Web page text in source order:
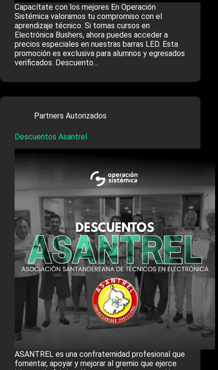
Capacítate con los mejores En Operación
Sistémica valoramos tu compromiso con el
aprendizaje técnico. Si tomas cursos en
Electrónica Bushers, ahora puedes acceder a
precios especiales en nuestras barras LED. Esta
promoción es exclusiva para alumnos y egresados
verificados. Descuento…
Partners Autorizados
Descuentos Asantrel
ASANTREL es una confraternidad profesional que
fomentar, apoyar y mejorar al gremio que ejerce